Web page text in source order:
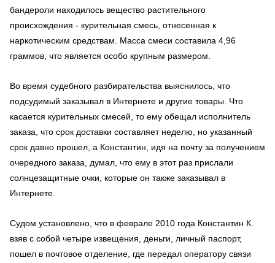
бандероли находилось вещество растительного
происхождения - курительная смесь, отнесенная к
наркотическим средствам. Масса смеси составила 4,96
граммов, что является особо крупным размером.
Во время судебного разбирательства выяснилось, что
подсудимый заказывал в Интернете и другие товары. Что
касается курительных смесей, то ему обещал исполнитель
заказа, что срок доставки составляет неделю, но указанный
срок давно прошел, а Константин, идя на почту за получением
очередного заказа, думал, что ему в этот раз прислали
солнцезащитные очки, которые он также заказывал в
Интернете.
Судом установлено, что в феврале 2010 года Константин К.
взяв с собой четыре извещения, деньги, личный паспорт,
пошел в почтовое отделение, где передал оператору связи